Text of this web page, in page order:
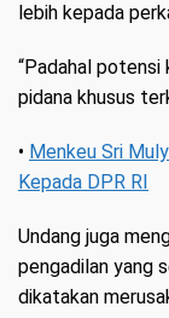
lebih kepada
“Padahal potensi
pidana khusus
• Menkeu Sri
Kepada DPR RI
Undang juga
pengadilan yang
dikatakan